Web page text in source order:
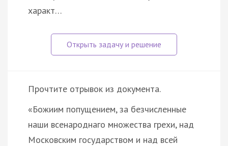
характ…
Прочтите отрывок из документа.
«Божиим попущением, за безчисленные
наши всенароднаго множества грехи, над
Московским государством и над всей